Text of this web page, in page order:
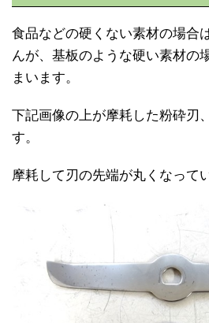
食品などの硬くない素材の場合
んが、基板のような硬い素材の
まいます。
下記画像の上が摩耗した粉砕刃
す。
摩耗して刃の先端が丸くなって